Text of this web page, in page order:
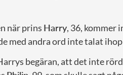
när prins Harry, 36, kommer
med andra ord inte talat ihop
begäran, att det inte